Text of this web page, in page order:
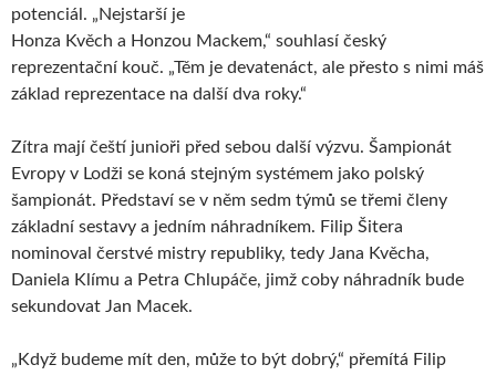
potenciál. „Nejstarší je
Honza Kvěch a Honzou Mackem,“ souhlasí český
reprezentační kouč. „Těm je devatenáct, ale přesto s nimi máš
základ reprezentace na další dva roky.“
Zítra mají čeští junioři před sebou další výzvu. Šampionát
Evropy v Lodži se koná stejným systémem jako polský
šampionát. Představí se v něm sedm týmů se třemi členy
základní sestavy a jedním náhradníkem. Filip Šitera
nominoval čerstvé mistry republiky, tedy Jana Kvěcha,
Daniela Klímu a Petra Chlupáče, jimž coby náhradník bude
sekundovat Jan Macek.
„Když budeme mít den, může to být dobrý,“ přemítá Filip